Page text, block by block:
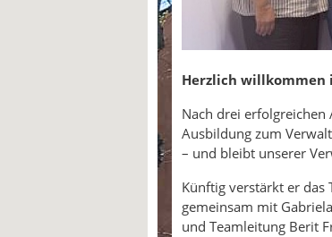
Herzlich willkommen
Nach drei
Ausbildung zum
– und bleibt unserer
Künftig verstärkt er
gemeinsam mit
und Teamleitung Berit